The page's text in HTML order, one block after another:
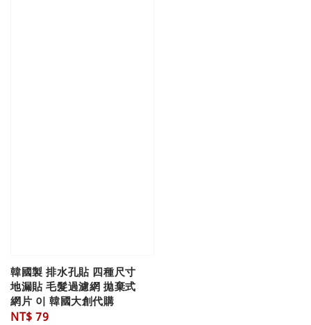
韓國製 排水孔貼 四種尺寸
地漏貼 毛髮過濾網 拋棄式
網片 이 韓國大創代購
Regular
NT$ 79